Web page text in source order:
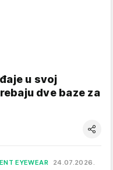
u svoj
dve baze za
EYEWEAR 24.07.2026.